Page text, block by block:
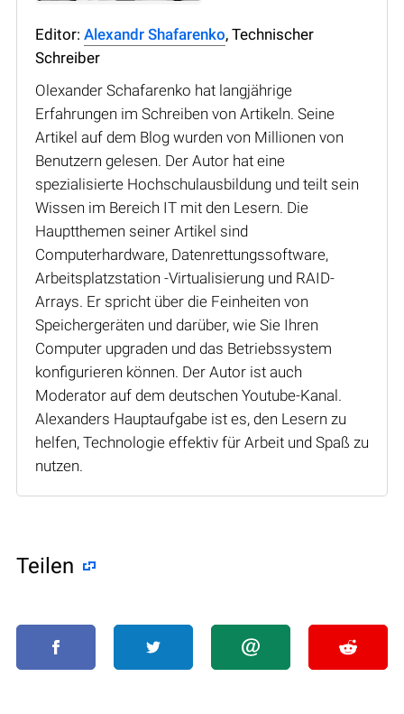
Editor: Alexandr Shafarenko, Technischer
Schreiber
Olexander Schafarenko hat langjährige
Erfahrungen im Schreiben von Artikeln. Seine
Artikel auf dem Blog wurden von Millionen von
Benutzern gelesen. Der Autor hat eine
spezialisierte Hochschulausbildung und teilt sein
Wissen im Bereich IT mit den Lesern. Die
Hauptthemen seiner Artikel sind
Computerhardware, Datenrettungssoftware,
Arbeitsplatzstation -Virtualisierung und RAID-
Arrays. Er spricht über die Feinheiten von
Speichergeräten und darüber, wie Sie Ihren
Computer upgraden und das Betriebssystem
konfigurieren können. Der Autor ist auch
Moderator auf dem deutschen Youtube-Kanal.
Alexanders Hauptaufgabe ist es, den Lesern zu
helfen, Technologie effektiv für Arbeit und Spaß zu
nutzen.
Teilen